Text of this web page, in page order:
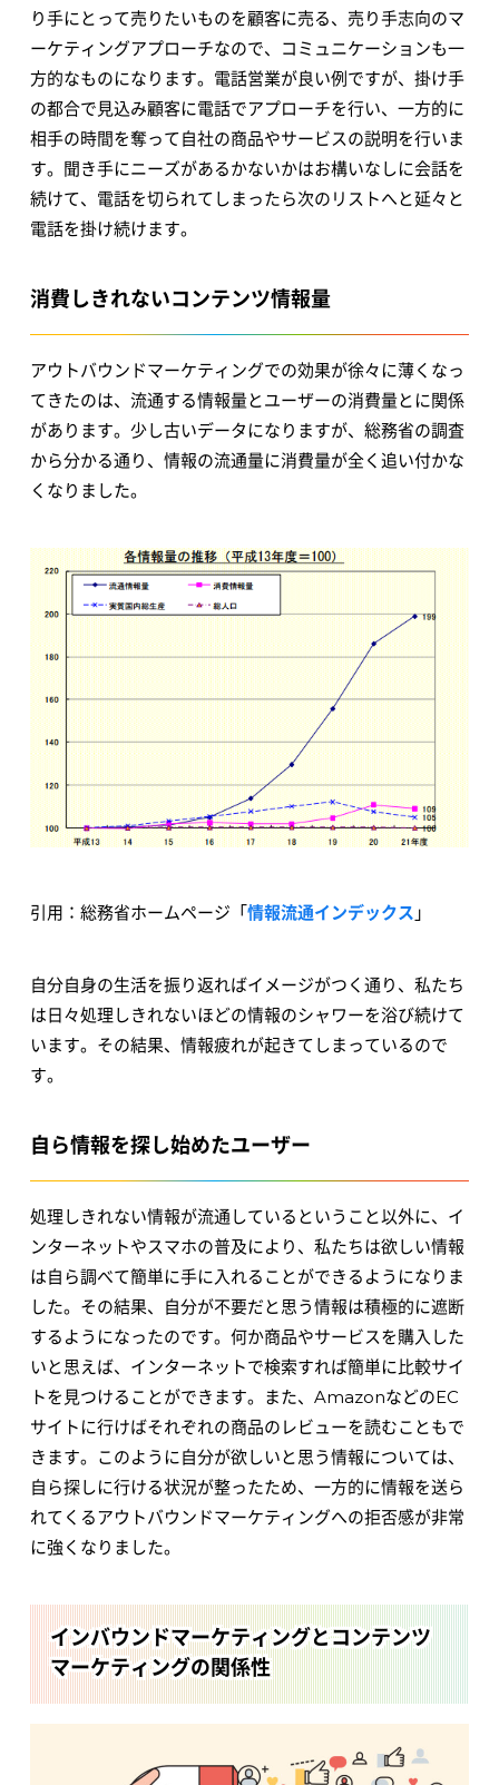
り手にとって売りたいものを顧客に売る、売り手志向のマ
ーケティングアプローチなので、コミュニケーションも一
方的なものになります。電話営業が良い例ですが、掛け手
の都合で見込み顧客に電話でアプローチを行い、一方的に
相手の時間を奪って自社の商品やサービスの説明を行いま
す。聞き手にニーズがあるかないかはお構いなしに会話を
続けて、電話を切られてしまったら次のリストへと延々と
電話を掛け続けます。
消費しきれないコンテンツ情報量
アウトバウンドマーケティングでの効果が徐々に薄くなっ
てきたのは、流通する情報量とユーザーの消費量とに関係
があります。少し古いデータになりますが、総務省の調査
から分かる通り、情報の流通量に消費量が全く追い付かな
くなりました。
引用：総務省ホームページ「情報流通インデックス 」
自分自身の生活を振り返ればイメージがつく通り、私たち
は日々処理しきれないほどの情報のシャワーを浴び続けて
います。その結果、情報疲れが起きてしまっているので
す。
自ら情報を探し始めたユーザー
処理しきれない情報が流通しているということ以外に、イ
ンターネットやスマホの普及により、私たちは欲しい情報
は自ら調べて簡単に手に入れることができるようになりま
した。その結果、自分が不要だと思う情報は積極的に遮断
するようになったのです。何か商品やサービスを購入した
いと思えば、インターネットで検索すれば簡単に比較サイ
トを見つけることができます。また、AmazonなどのEC
サイトに行けばそれぞれの商品のレビューを読むこともで
きます。このように自分が欲しいと思う情報については、
自ら探しに行ける状況が整ったため、一方的に情報を送ら
れてくるアウトバウンドマーケティングへの拒否感が非常
に強くなりました。
インバウンドマーケティングとコンテンツ
マーケティングの関係性